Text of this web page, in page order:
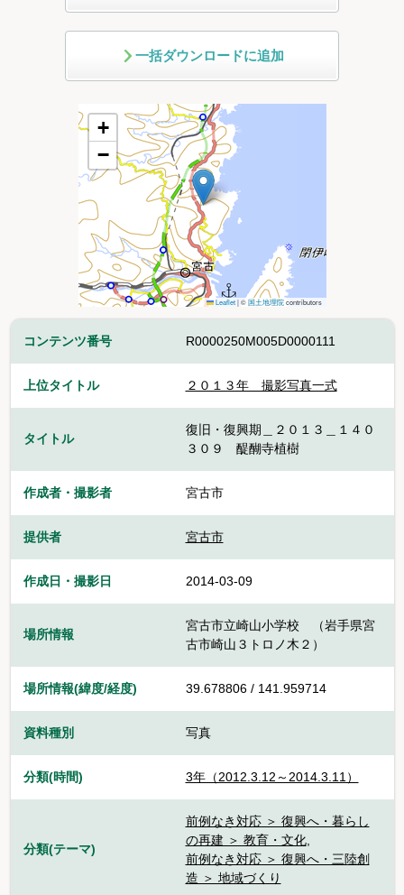
一括ダウンロードに追加
+
−
Leaflet |©国土地理院contributors
コンテンツ番号 R0000250M005D0000111
上位タイトル ２０１３年 撮影写真一式
タイトル
復旧・復興期＿２０１３＿１４０
３０９ 醍醐寺植樹
作成者・撮影者 宮古市
提供者 宮古市
作成日・撮影日 2014-03-09
場所情報
宮古市立崎山小学校 （岩手県宮
古市崎山３トロノ木２）
場所情報(緯度/経度) 39.678806 / 141.959714
資料種別 写真
分類(時間) 3年（2012.3.12～2014.3.11）
分類(テーマ)
前例なき対応 ＞ 復興へ・暮らし
の再建 ＞ 教育・文化,
前例なき対応 ＞ 復興へ・三陸創
造 ＞ 地域づくり